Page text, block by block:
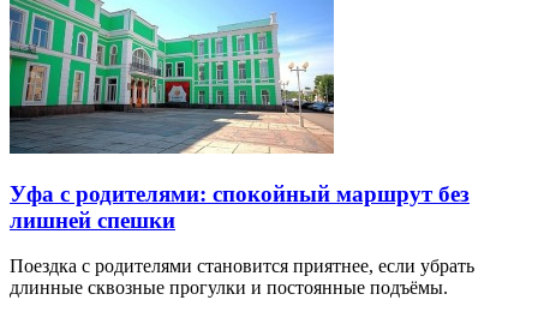
Уфа с родителями: спокойный маршрут без
лишней спешки
Поездка с родителями становится приятнее, если убрать
длинные сквозные прогулки и постоянные подъёмы.